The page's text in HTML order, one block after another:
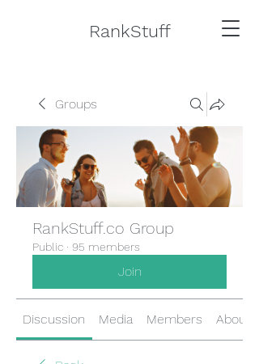
RankStuff
Groups
RankStuff.co Group
Public · 95 members
Join
Discussion Media Members About